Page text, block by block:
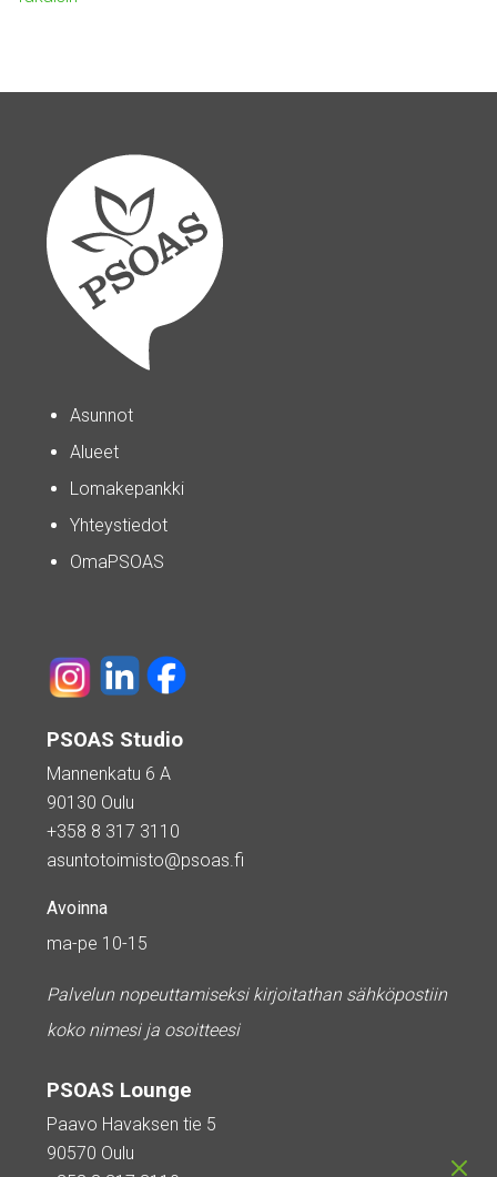
Asunnot
Alueet
Lomakepankki
Yhteystiedot
OmaPSOAS
PSOAS Studio
Mannenkatu 6 A
90130 Oulu
+358 8 317 3110
asuntotoimisto@psoas.fi
Avoinna
ma-pe 10-15
Palvelun nopeuttamiseksi kirjoitathan sähköpostiin
koko nimesi ja osoitteesi
PSOAS Lounge
Paavo Havaksen tie 5
90570 Oulu